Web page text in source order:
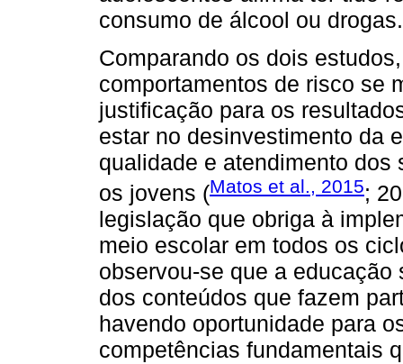
consumo de álcool ou drogas.
Comparando os dois
comportamentos de risco se
justificação para os
estar no desinvestimento da
qualidade e atendimento
os jovens (Matos et al., 2015;
legislação que obriga à
meio escolar em todos os
observou-se que a
dos conteúdos que fazem
havendo oportunidade para
competências fundamentais